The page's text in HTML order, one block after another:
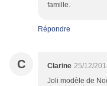
famille.
Répondre
C Clarine 25/12/
Joli modèle de